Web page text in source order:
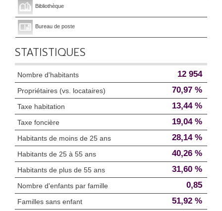
Bibliothèque
Bureau de poste
STATISTIQUES
Nombre d'habitants 12 954
Propriétaires (vs. locataires) 70,97 %
Taxe habitation 13,44 %
Taxe foncière 19,04 %
Habitants de moins de 25 ans 28,14 %
Habitants de 25 à 55 ans 40,26 %
Habitants de plus de 55 ans 31,60 %
Nombre d'enfants par famille 0,85
Familles sans enfant 51,92 %